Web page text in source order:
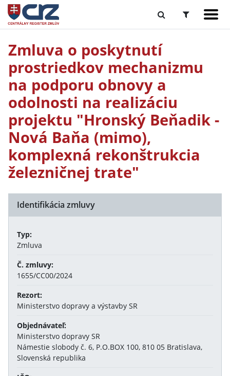
Zmluva o poskytnutí
prostriedkov mechanizmu
na podporu obnovy a
odolnosti na realizáciu
projektu "Hronský Beňadik -
Nová Baňa (mimo),
komplexná rekonštrukcia
železničnej trate"
Identifikácia zmluvy
Typ:
Zmluva
Č. zmluvy:
1655/CC00/2024
Rezort:
Ministerstvo dopravy a výstavby SR
Objednávateľ:
Ministerstvo dopravy SR
Námestie slobody č. 6, P.O.BOX 100, 810 05 Bratislava,
Slovenská republika